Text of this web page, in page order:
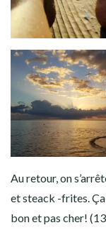
Au retour, on
et steack -frites. Ça
bon et pas cher!